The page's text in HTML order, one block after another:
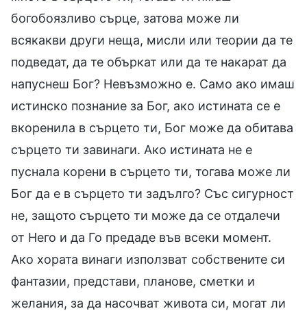
богобоязливо сърце, затова може ли
всякакви други неща, мисли или теории да те
подведат, да те объркат или да те накарат да
напуснеш Бог? Невъзможно е. Само ако имаш
истинско познание за Бог, ако истината се е
вкоренила в сърцето ти, Бог може да обитава
сърцето ти завинаги. Ако истината не е
пуснала корени в сърцето ти, тогава може ли
Бог да е в сърцето ти задълго? Със сигурност
не, защото сърцето ти може да се отдалечи
от Него и да Го предаде във всеки момент.
Ако хората винаги използват собствените си
фантазии, представи, планове, сметки и
желания, за да насочват живота си, могат ли